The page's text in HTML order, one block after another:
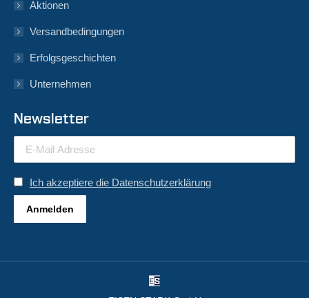
Aktionen
Versandbedingungen
Erfolgsgeschichten
Unternehmen
Newsletter
Ich akzeptiere die Datenschutzerklärung